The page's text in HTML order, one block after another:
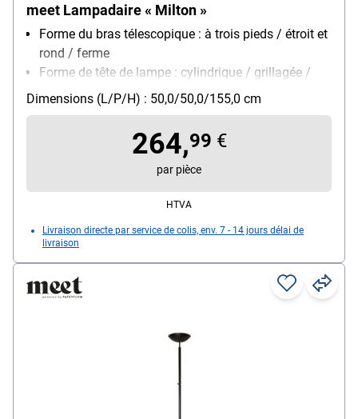
meet Lampadaire « Milton »
Forme du bras télescopique : à trois pieds / étroit et
rond / ferme
Forme de tête de lampe : cylindrique / grillagée /
Montage : pied
Modèle d'ampoule : ampoule (non incluse) / E27 /
Particularités : socle lesté / interrupteur au pied sur
Dimensions (L/P/H) : 50,0/50,0/155,0 cm
264,99 €
par pièce
HTVA
Livraison directe par service de colis, env. 7 - 14 jours délai de
livraison